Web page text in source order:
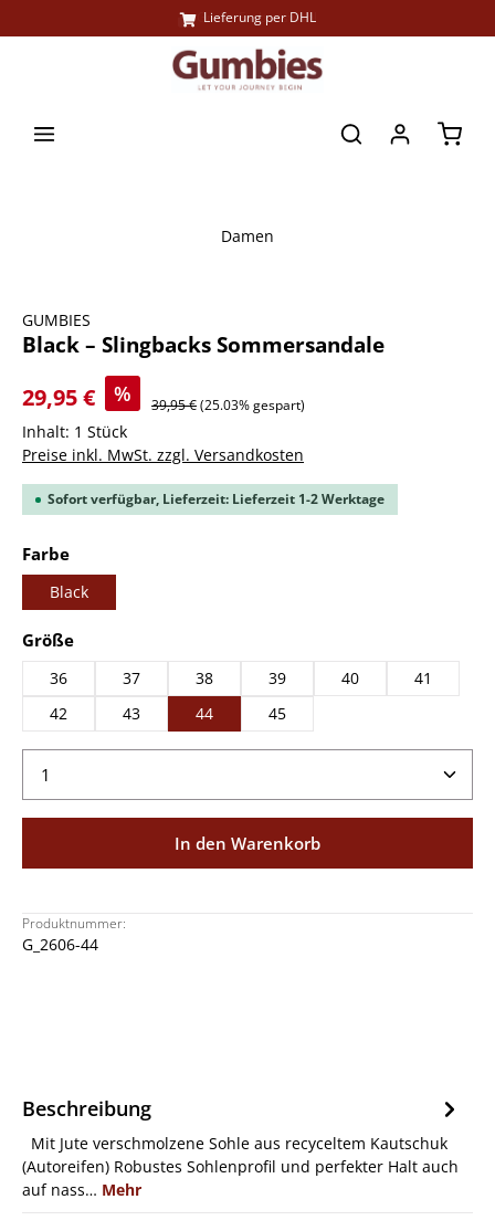
Große Farbauswahl
Lieferung per DHL
Damen
GUMBIES
Black – Slingbacks Sommersandale
29,95 €
% 39,95 €(25.03% gespart)
Inhalt: 1 Stück
Preise inkl. MwSt. zzgl. Versandkosten
Sofort verfügbar, Lieferzeit: Lieferzeit 1-2 Werktage
Farbeauswählen
Black
Größeauswählen
36 37 38 39 40
41
42
43 44 45
Produkt Anzahl: Gib den gewünschten Wert ein
In den Warenkorb
Produktnummer:
G_2606-44
Beschreibung
Mit Jute verschmolzene Sohle aus recyceltem Kautschuk
(Autoreifen) Robustes Sohlenprofil und perfekter Halt auch
auf nass… Mehr